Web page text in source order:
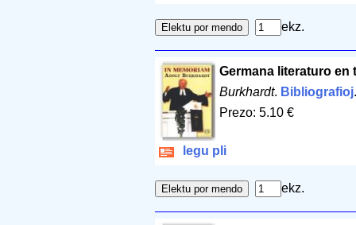
ekz.
Germana literaturo en
Burkhardt. Bibliografioj
Prezo: 5.10 €
legu pli
ekz.